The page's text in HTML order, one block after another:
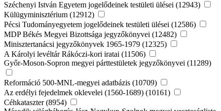
Széchenyi István Egyetem jogelődeinek testületi ülései (12943)
Külügyminisztérium (12912)
Pécsi Tudományegyetem jogelődeinek testületi ülései (12586)
MDP Békés Megyei Bizottsága jegyzőkönyvei (12482)
Minisztertanácsi jegyzőkönyvek 1965-1979 (12325)
A Károlyi levéltár Rákóczi-kori iratai (11506)
Győr-Moson-Sopron megyei párttestületek jegyzőkönyvei (11289)
Reformáció 500-MNL-megyei adatbázis (10709)
Az erdélyi fejedelmek oklevelei (1560-1689) (10161)
Céhkataszter (8954)